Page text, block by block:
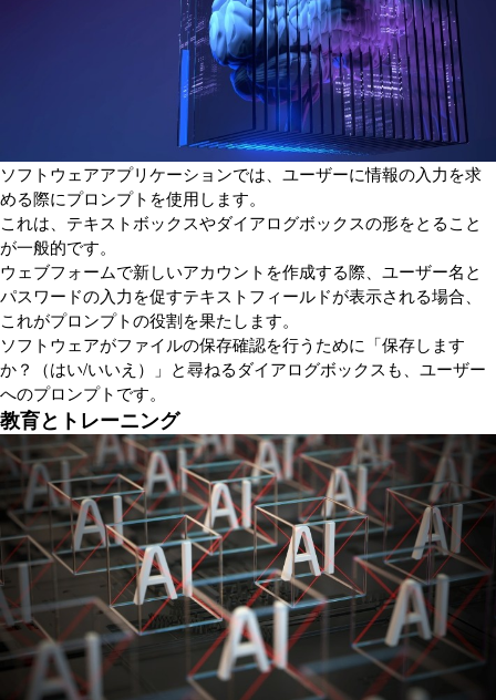
ソフトウェアアプリケーションでは、ユーザーに情報の入力を求
める際にプロンプトを使用します。
これは、テキストボックスやダイアログボックスの形をとること
が一般的です。
ウェブフォームで新しいアカウントを作成する際、ユーザー名と
パスワードの入力を促すテキストフィールドが表示される場合、
これがプロンプトの役割を果たします。
ソフトウェアがファイルの保存確認を行うために「保存します
か？（はい/いいえ）」と尋ねるダイアログボックスも、ユーザー
へのプロンプトです。
教育とトレーニング